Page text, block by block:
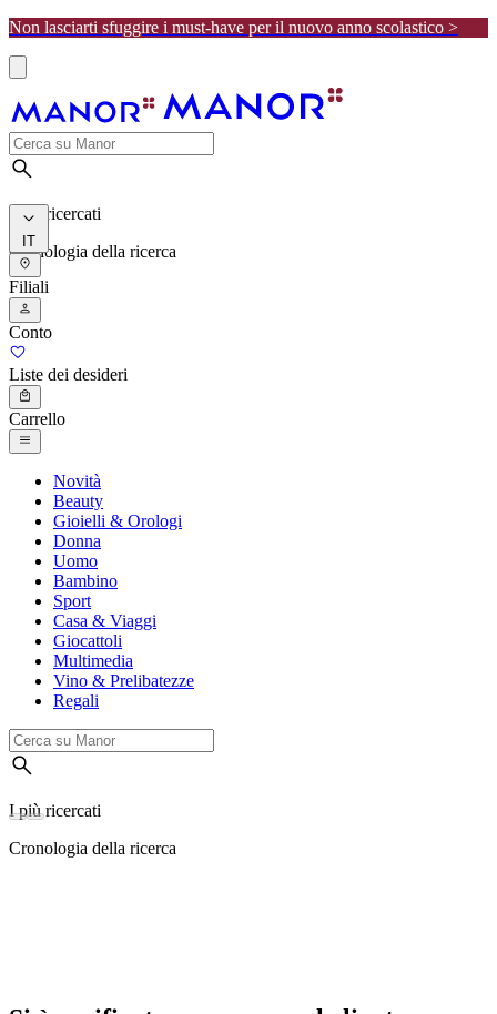
Non lasciarti sfuggire i must-have per il nuovo anno scolastico >
I più ricercati
Cronologia della ricerca
IT
Filiali
Conto
Liste dei desideri
Carrello
Novità
Beauty
Gioielli & Orologi
Donna
Uomo
Bambino
Sport
Casa & Viaggi
Giocattoli
Multimedia
Vino & Prelibatezze
Regali
I più ricercati
Cronologia della ricerca